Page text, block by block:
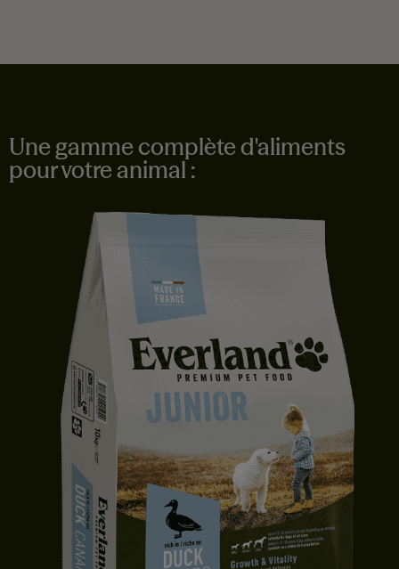
Une gamme complète d'aliments
pour votre animal :